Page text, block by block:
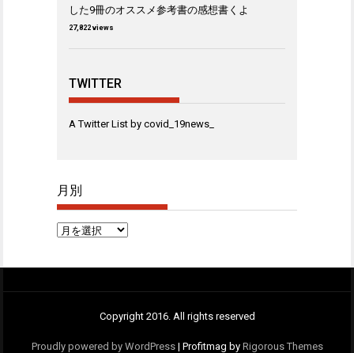
した9冊のオススメ参考書の感想書くよ
27,822 views
TWITTER
A Twitter List by covid_19news_
月別
月
Copyright 2016. All rights reserved
Proudly powered by WordPress | Profitmag by Rigorous Themes